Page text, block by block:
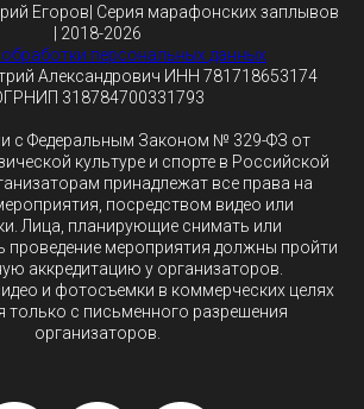
Егоров| Серия марафонских заплывов
| 2018-2026
персональных данных
Александрович ИНН 781718653174
318784700331793
с Федеральным Законом № 329-ФЗ от
культуре и спорте в Российской
принадлежат все права на
посредством видео или
Лица, планирующие снимать или
проведение мероприятия должны пройти
аккредитацию у организаторов.
и фотосъемки в коммерческих целях
только с письменного разрешения
организаторов.